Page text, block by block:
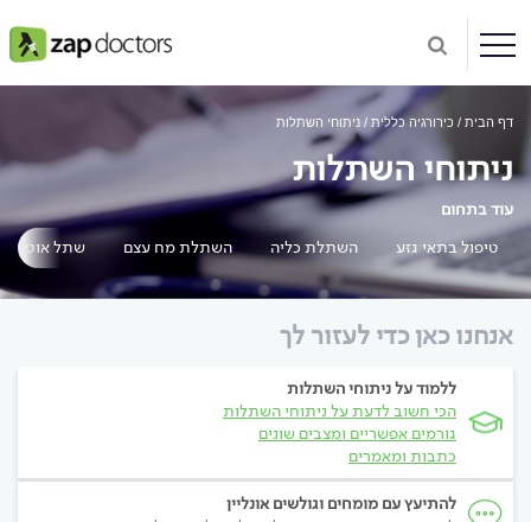
דף הבית כירורגיה כללית ניתוחי השתלות
ניתוחי השתלות
עוד בתחום
טיפול בתאי גזע
השתלת כליה השתלת מח עצם שתל
אנחנו כאן כדי לעזור לך
ללמוד על ניתוחי השתלות
הכי חשוב לדעת על ניתוחי השתלות
גורמים אפשריים ומצבים שונים
כתבות ומאמרים
להתיעץ עם מומחים וגולשים אונליין